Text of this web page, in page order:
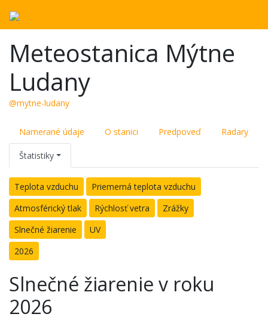
Meteostanica Mýtne
Ludany
@mytne-ludany
Namerané údaje O stanici Predpoveď Radary
Štatistiky
Teplota vzduchu
Priemerná teplota vzduchu
Atmosférický tlak
Rýchlosť vetra
Zrážky
Slnečné žiarenie
UV
2026
Slnečné žiarenie v roku
2026